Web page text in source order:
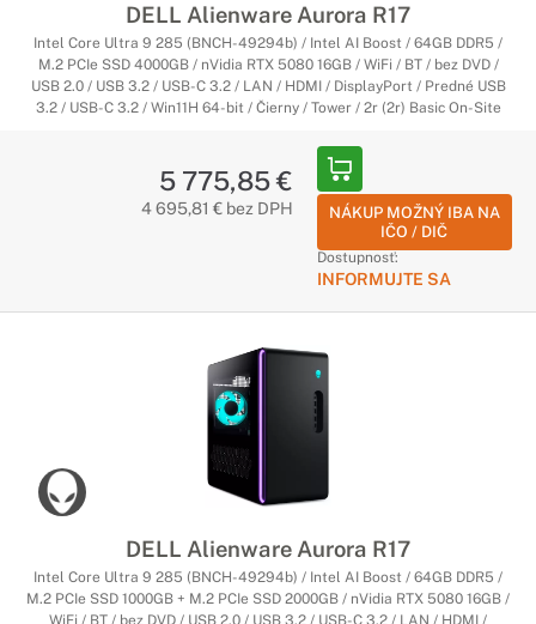
DELL Alienware Aurora R17
Intel Core Ultra 9 285 (BNCH-49294b) / Intel AI Boost / 64GB DDR5 /
M.2 PCIe SSD 4000GB / nVidia RTX 5080 16GB / WiFi / BT / bez DVD /
USB 2.0 / USB 3.2 / USB-C 3.2 / LAN / HDMI / DisplayPort / Predné USB
3.2 / USB-C 3.2 / Win11H 64-bit / Čierny / Tower / 2r (2r) Basic On-Site
5 775,85 €
4 695,81 € bez DPH
NÁKUP MOŽNÝ IBA NA
IČO / DIČ
Dostupnosť:
INFORMUJTE SA
DELL Alienware Aurora R17
Intel Core Ultra 9 285 (BNCH-49294b) / Intel AI Boost / 64GB DDR5 /
M.2 PCIe SSD 1000GB + M.2 PCIe SSD 2000GB / nVidia RTX 5080 16GB /
WiFi / BT / bez DVD / USB 2.0 / USB 3.2 / USB-C 3.2 / LAN / HDMI /